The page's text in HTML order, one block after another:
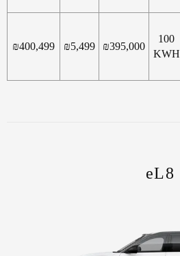
100
KWH
₪395,000
₪5,499
₪400,499
eL8